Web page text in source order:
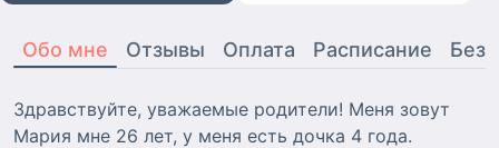
Обо мне Отзывы Оплата Расписание
Здравствуйте, уважаемые родители! Меня зовут
Мария мне 26 лет, у меня есть дочка 4 года.